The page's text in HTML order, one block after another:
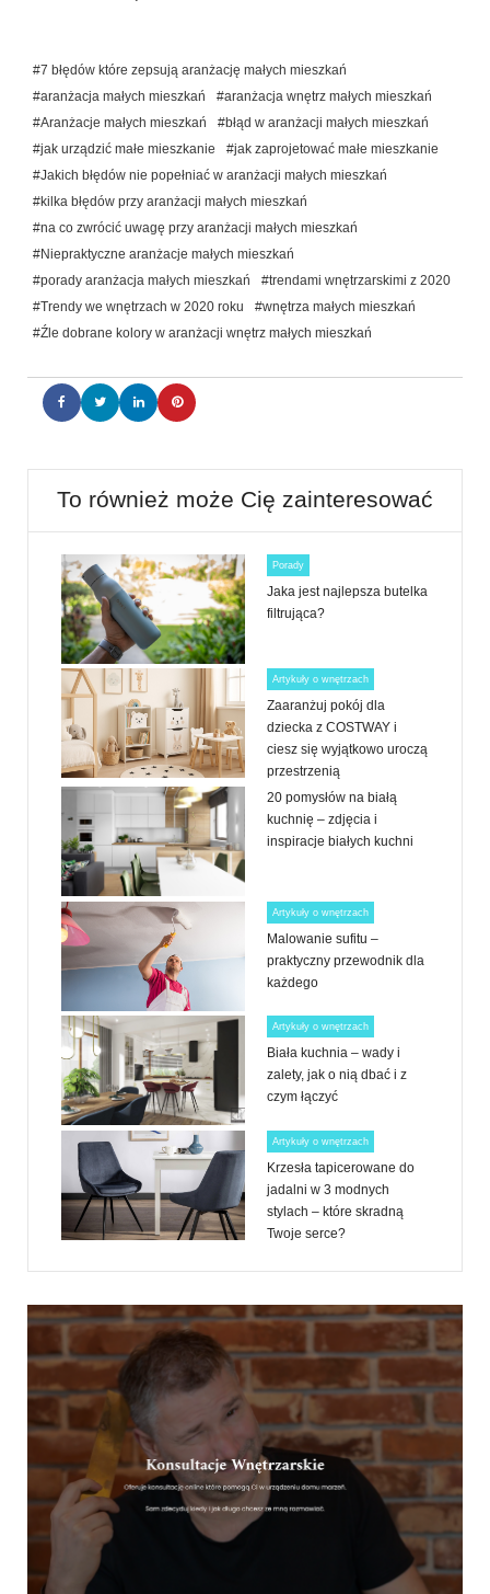
#7 błędów które zepsują aranżację małych mieszkań
#aranżacja małych mieszkań
#aranżacja wnętrz małych mieszkań
#Aranżacje małych mieszkań
#błąd w aranżacji małych mieszkań
#jak urządzić małe mieszkanie
#jak zaprojetować małe mieszkanie
#Jakich błędów nie popełniać w aranżacji małych mieszkań
#kilka błędów przy aranżacji małych mieszkań
#na co zwrócić uwagę przy aranżacji małych mieszkań
#Niepraktyczne aranżacje małych mieszkań
#porady aranżacja małych mieszkań
#trendami wnętrzarskimi z 2020
#Trendy we wnętrzach w 2020 roku
#wnętrza małych mieszkań
#Źle dobrane kolory w aranżacji wnętrz małych mieszkań
To również może Cię zainteresować
Porady
Jaka jest najlepsza butelka
filtrująca?
Artykuły o wnętrzach
Zaaranżuj pokój dla
dziecka z COSTWAY i
ciesz się wyjątkowo uroczą
przestrzenią
20 pomysłów na białą
kuchnię – zdjęcia i
inspiracje białych kuchni
Artykuły o wnętrzach
Malowanie sufitu –
praktyczny przewodnik dla
każdego
Artykuły o wnętrzach
Biała kuchnia – wady i
zalety, jak o nią dbać i z
czym łączyć
Artykuły o wnętrzach
Krzesła tapicerowane do
jadalni w 3 modnych
stylach – które skradną
Twoje serce?